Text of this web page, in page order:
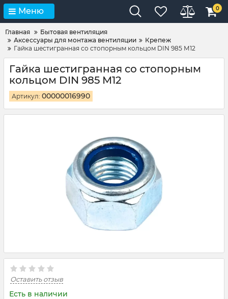
Меню 0
Главная
Бытовая вентиляция
Аксессуары для монтажа вентиляции
Крепеж
Гайка шестигранная со стопорным кольцом DIN 985 М12
Гайка шестигранная со стопорным
кольцом DIN 985 М12
Артикул: 00000016990
Оставить отзыв
Есть в наличии